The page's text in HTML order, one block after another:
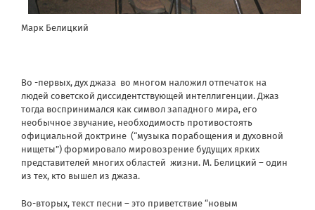
Марк Белицкий
Во -первых, дух джаза во многом наложил отпечаток на
людей советской диссидентствующей интеллигенции. Джаз
тогда воспринимался как символ западного мира, его
необычное звучание, необходимость противостоять
официальной доктрине (“музыка порабощения и духовной
нищеты”) формировало мировозрение будущих ярких
представителей многих областей жизни. М. Белицкий – один
из тех, кто вышел из джаза.
Во-вторых, текст песни – это приветствие “новым